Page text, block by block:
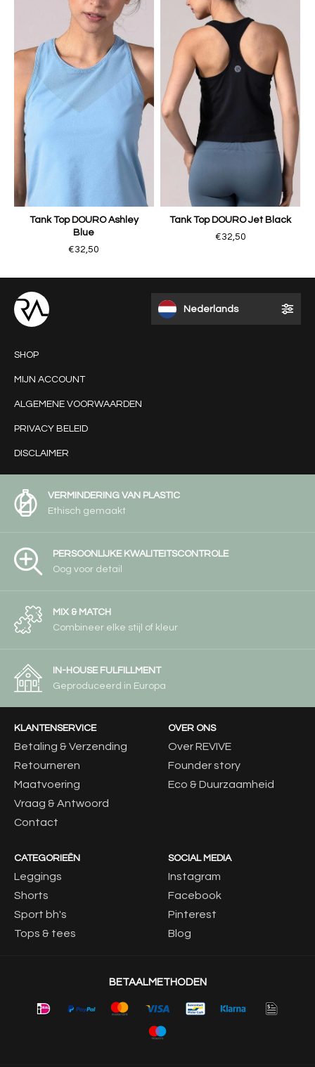
Tank Top DOURO Ashley
Blue
€32,50
Tank Top DOURO Jet Black
€32,50
Nederlands
SHOP
MIJN ACCOUNT
ALGEMENE VOORWAARDEN
PRIVACY BELEID
DISCLAIMER
VERMINDERING VAN PLASTIC
Ethisch gemaakt
PERSOONLIJKE KWALITEITSCONTROLE
Oog voor detail
MIX & MATCH
Combineer elke stijl of kleur
IN-HOUSE FULFILLMENT
Geproduceerd in Europa
KLANTENSERVICE
Betaling & Verzending
Retourneren
Maatvoering
Vraag & Antwoord
Contact
OVER ONS
Over REVIVE
Founder story
Eco & Duurzaamheid
CATEGORIEËN
Leggings
Shorts
Sport bh's
Tops & tees
SOCIAL MEDIA
Instagram
Facebook
Pinterest
Blog
BETAALMETHODEN